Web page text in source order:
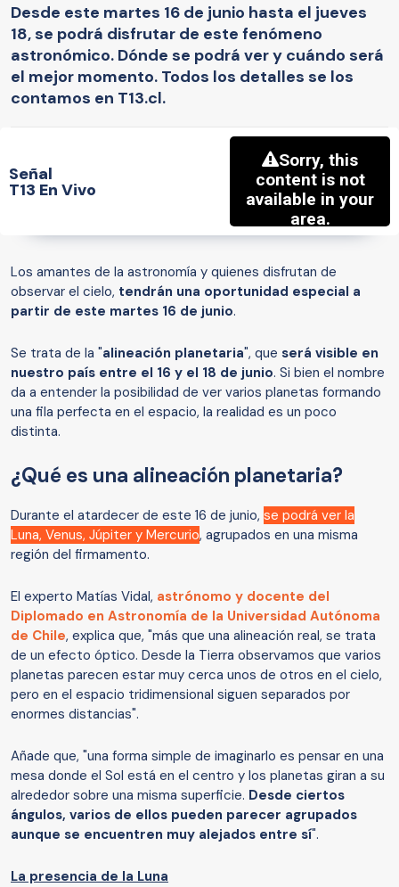
Desde este martes 16 de junio hasta el jueves
18, se podrá disfrutar de este fenómeno
astronómico. Dónde se podrá ver y cuándo será
el mejor momento. Todos los detalles se los
contamos en T13.cl.
Señal
T13 En Vivo
Los amantes de la astronomía y quienes disfrutan de
observar el cielo, tendrán una oportunidad especial a
partir de este martes 16 de junio.
Se trata de la "alineación planetaria", que será visible en
nuestro país entre el 16 y el 18 de junio. Si bien el nombre
da a entender la posibilidad de ver varios planetas formando
una fila perfecta en el espacio, la realidad es un poco
distinta.
¿Qué es una alineación planetaria?
Durante el atardecer de este 16 de junio, se podrá ver la
Luna, Venus, Júpiter y Mercurio, agrupados en una misma
región del firmamento.
El experto Matías Vidal, astrónomo y docente del
Diplomado en Astronomía de la Universidad Autónoma
de Chile, explica que, "más que una alineación real, se trata
de un efecto óptico. Desde la Tierra observamos que varios
planetas parecen estar muy cerca unos de otros en el cielo,
pero en el espacio tridimensional siguen separados por
enormes distancias".
Añade que, "una forma simple de imaginarlo es pensar en una
mesa donde el Sol está en el centro y los planetas giran a su
alrededor sobre una misma superficie. Desde ciertos
ángulos, varios de ellos pueden parecer agrupados
aunque se encuentren muy alejados entre sí".
La presencia de la Luna